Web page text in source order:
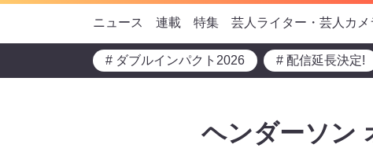
ニュース 連載 特集 芸人ライター・芸人カメ
# ダブルインパクト2026 # 配信延長決定!
ヘンダーソン